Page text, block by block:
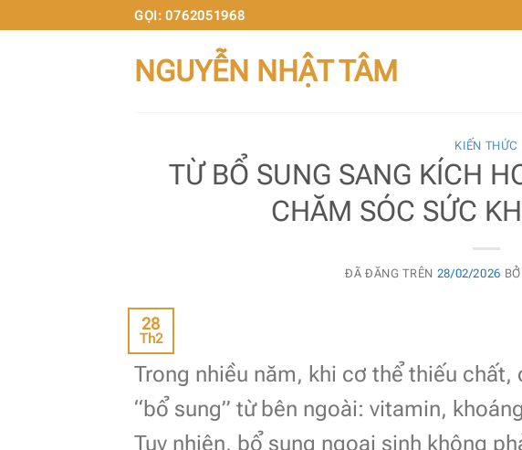
GỌI: 0762051968
NGUYỄN NHẬT TÂM
KIẾN THỨC
TỪ BỔ SUNG SANG KÍCH
CHĂM SÓC SỨC
ĐÃ ĐĂNG TRÊN 28/02/2026
28
Th2
Trong nhiều năm, khi cơ thể thiếu
“bổ sung” từ bên ngoài: vitamin,
Tuy nhiên, bổ sung ngoại sinh không